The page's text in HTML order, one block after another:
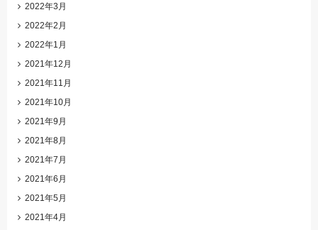
2022年3月
2022年2月
2022年1月
2021年12月
2021年11月
2021年10月
2021年9月
2021年8月
2021年7月
2021年6月
2021年5月
2021年4月